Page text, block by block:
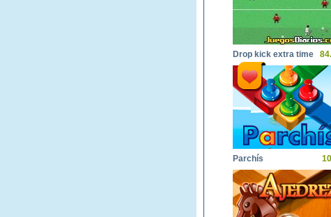
Drop kick extra time
Parchís